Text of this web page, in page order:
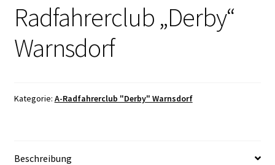
Radfahrerclub „Derby“
Warnsdorf
Kategorie: A-Radfahrerclub "Derby" Warnsdorf
Beschreibung